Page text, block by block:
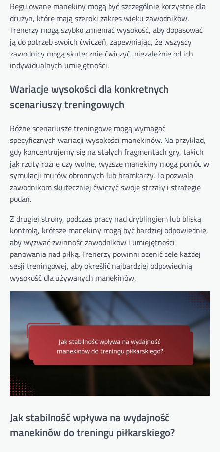
Regulowane manekiny mogą być szczególnie korzystne dla
drużyn, które mają szeroki zakres wieku zawodników.
Trenerzy mogą szybko zmieniać wysokość, aby dopasować
ją do potrzeb swoich ćwiczeń, zapewniając, że wszyscy
zawodnicy mogą skutecznie ćwiczyć, niezależnie od ich
indywidualnych umiejętności.
Wariacje wysokości dla konkretnych
scenariuszy treningowych
Różne scenariusze treningowe mogą wymagać
specyficznych wariacji wysokości manekinów. Na przykład,
gdy koncentrujemy się na stałych fragmentach gry, takich
jak rzuty rożne czy wolne, wyższe manekiny mogą pomóc w
symulacji murów obronnych lub bramkarzy. To pozwala
zawodnikom skuteczniej ćwiczyć swoje strzały i strategie
podań.
Z drugiej strony, podczas pracy nad dryblingiem lub bliską
kontrolą, krótsze manekiny mogą być bardziej odpowiednie,
aby wyzwać zwinność zawodników i umiejętności
panowania nad piłką. Trenerzy powinni ocenić cele każdej
sesji treningowej, aby określić najbardziej odpowiednią
wysokość dla używanych manekinów.
Jak stabilność wpływa na wydajność
manekinów do treningu piłkarskiego?